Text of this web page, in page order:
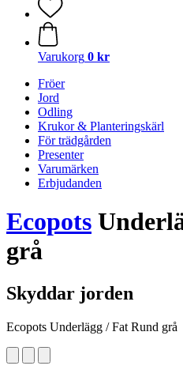
Varukorg 0 kr
Fröer
Jord
Odling
Krukor & Planteringskärl
För trädgården
Presenter
Varumärken
Erbjudanden
Ecopots
grå
Skyddar jorden
Ecopots Underlägg / Fat Rund grå